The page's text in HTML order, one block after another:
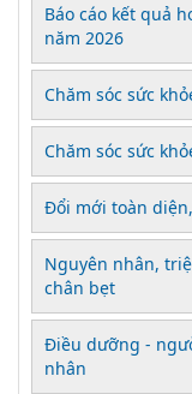
Báo cáo kết quả
năm 2026
Chăm sóc sức
Chăm sóc sức
Đổi mới toàn
Nguyên nhân,
chân bẹt
Điều dưỡng -
nhân